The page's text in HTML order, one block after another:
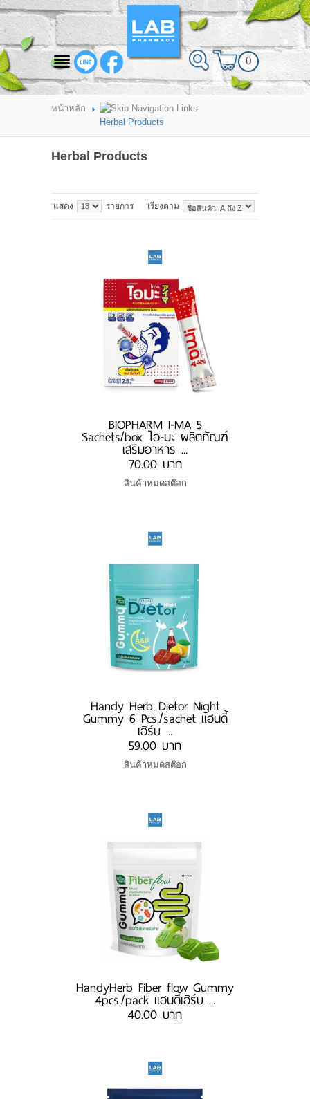
สินค้าที่สนใจ
HOME
ABOUT LAB PHARMACY
PRODUCT
HOW TO ORDER
0
หน้าหลัก
Herbal Products
Herbal Products
เรียงตาม
แสดง รายการ
BIOPHARM I-MA 5
Sachets/box ไอ-มะ ผลิตภัณฑ์
เสริมอาหาร ...
70.00 บาท
สินค้าหมดสต๊อก
Handy Herb Dietor Night
Gummy 6 Pcs./sachet แฮนดี้
เฮิร์บ ...
59.00 บาท
สินค้าหมดสต๊อก
HandyHerb Fiber flow Gummy
4pcs./pack แฮนดี้เฮิร์บ ...
40.00 บาท